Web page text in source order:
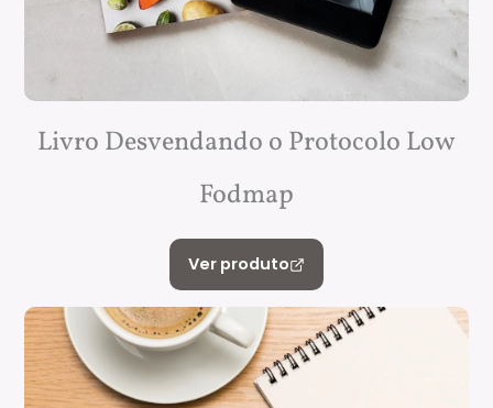
Livro Desvendando o Protocolo Low
Fodmap
Ver produto